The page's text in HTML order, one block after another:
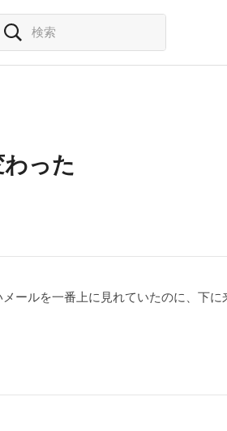
った
ールを一番上に見れていたのに、下